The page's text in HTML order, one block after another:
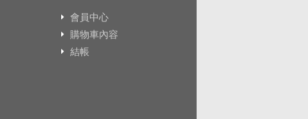
會員中心
購物車內容
結帳